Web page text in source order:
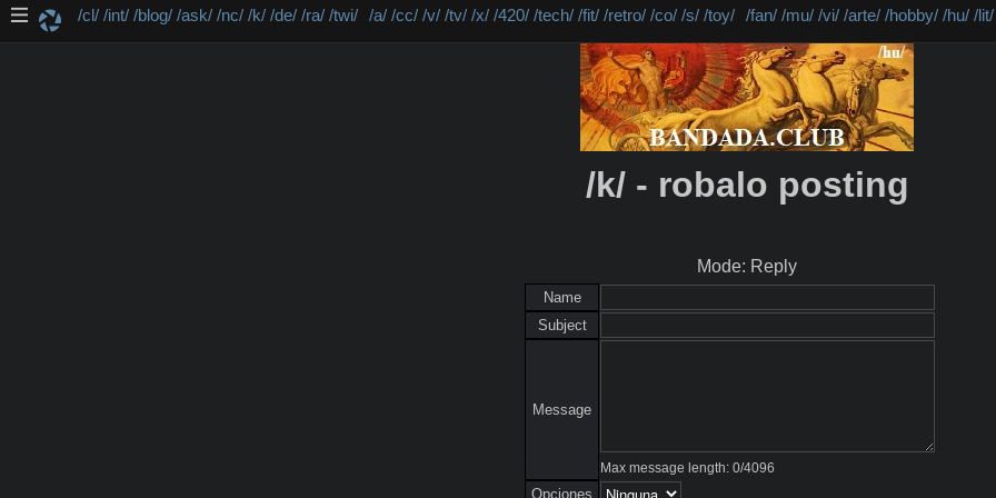
/cl/ /int/ /blog/ /ask/ /nc/ /k/ /de/ /ra/ /twi/ /a/ /cc/ /v/ /tv/ /x/ /420/ /tech/ /fit/ /retro/ /co/ /s/ /toy/ /fan/ /mu/ /vi/ /arte/ /hobby/ /hu/ /lit/
/k/ - robalo posting
Mode: Reply
Name
Subject
Message
Max message length: 0/4096
Opciones